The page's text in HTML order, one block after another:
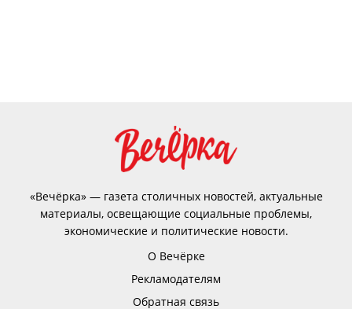
«Вечёрка» — газета столичных новостей, актуальные
материалы, освещающие социальные проблемы,
экономические и политические новости.
О Вечёрке
Рекламодателям
Обратная связь